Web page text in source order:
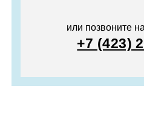
или позвоните
+7 (423)